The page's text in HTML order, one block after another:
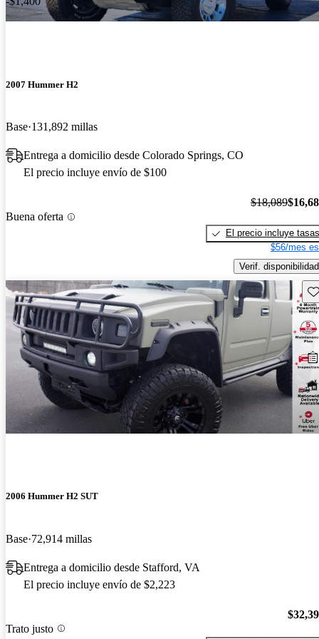
2007 Hummer H2
Base 131,892 millas
Entrega a domicilio desde Colorado Springs, CO
El precio incluye envío de $100
Buena oferta
$18,089
El precio incluye tasas
$56/mes
Verif. disponibilidad
2006 Hummer H2 SUT
Base 72,914 millas
Entrega a domicilio desde Stafford, VA
El precio incluye envío de $2,223
Trato justo